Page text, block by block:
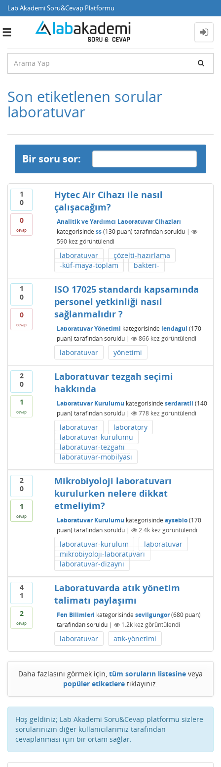
Lab Akademi Soru&Cevap Platformu
Toggle
Son etiketlenen sorular
laboratuvar
Bir soru sor:
1
0
0
cevap
Hytec Air Cihazı ile nasıl
çalışacağım?
Analitik ve Yardımcı Laboratuvar Cihazları
kategorisinde ss (130puan) tarafından soruldu |
590kez görüntülendi
laboratuvar
çözelti-hazırlama
-küf-maya-toplam
bakteri-
1
0
0
cevap
ISO 17025 standardı kapsamında
personel yetkinliği nasıl
sağlanmalıdır ?
Laboratuvar Yönetimi kategorisinde lendagul (170
puan) tarafından soruldu | 866kez görüntülendi
laboratuvar yönetimi
2
0
1
cevap
Laboratuvar tezgah seçimi
hakkında
Laboratuvar Kurulumu kategorisinde serdaratli (140
puan) tarafından soruldu | 778kez görüntülendi
laboratuvar
laboratory
laboratuvar-kurulumu
laboratuvar-tezgahı
laboratuvar-mobilyası
2
0
1
cevap
Mikrobiyoloji laboratuvarı
kurulurken nelere dikkat
etmeliyim?
Laboratuvar Kurulumu kategorisinde aysebio (170
puan) tarafından soruldu | 2.4kkez görüntülendi
laboratuvar-kurulum
laboratuvar
mikrobiyoloji-laboratuvarı
laboratuvar-dizaynı
4
1
2
cevap
Laboratuvarda atık yönetim
talimatı paylaşımı
Fen Bilimleri kategorisinde sevilgungor (680puan)
tarafından soruldu | 1.2kkez görüntülendi
laboratuvar atık-yönetimi
Daha fazlasını görmek için, tüm soruların listesine veya
popüler etiketlere tıklayınız.
Hoş geldiniz; Lab Akademi Soru&Cevap platformu sizlere
sorularınızın diğer kullanıcılarımız tarafından
cevaplanması için bir ortam sağlar.